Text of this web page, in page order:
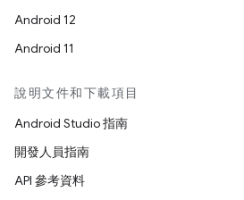
Android 12
Android 11
說明文件和下載項目
Android Studio 指南
開發人員指南
API 參考資料